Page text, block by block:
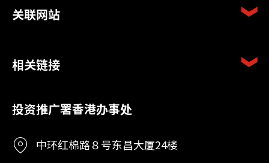
关联网站
相关链接
投资推广署香港办事处
中环红棉路８号东昌大厦24楼